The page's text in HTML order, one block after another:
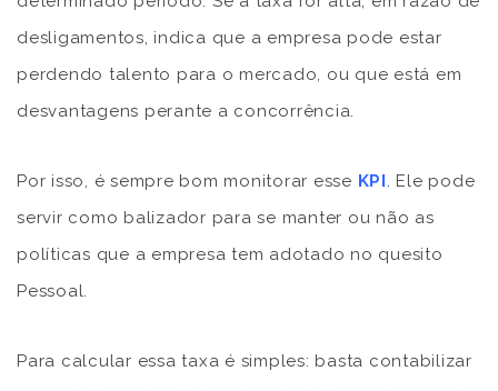
desligamentos, indica que a empresa pode estar
perdendo talento para o mercado, ou que está em
desvantagens perante a concorrência.
Por isso, é sempre bom monitorar esse KPI. Ele pode
servir como balizador para se manter ou não as
políticas que a empresa tem adotado no quesito
Pessoal.
Para calcular essa taxa é simples: basta contabilizar